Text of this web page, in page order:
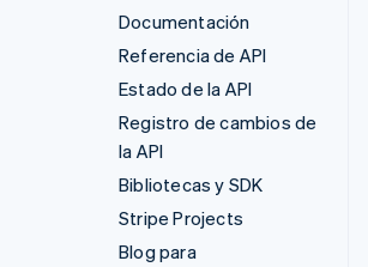
Documentación
Referencia de API
Estado de la API
Registro de cambios de
la API
Bibliotecas y SDK
Stripe Projects
Blog para